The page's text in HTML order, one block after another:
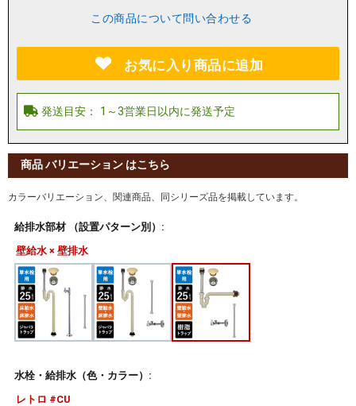
この商品について問い合わせる
お気に入り商品に追加
商品 バリエーション はこちら
カラーバリエーション、関連商品、同シリーズ品を掲載しています。
給排水部材 （設置パターン別）:
壁給水 × 壁排水
水栓・給排水（色・カラー）:
レトロ #CU